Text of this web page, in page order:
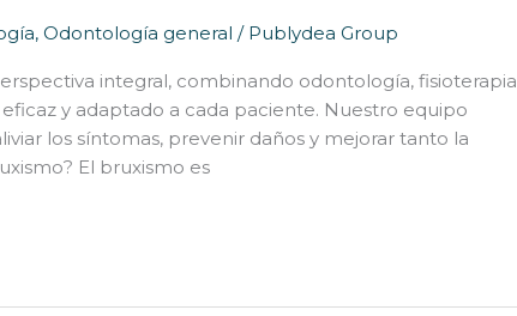
, Odontología general / Publydea Group
integral, combinando odontología, fisioterapia
y adaptado a cada paciente. Nuestro equipo
los síntomas, prevenir daños y mejorar tanto la
El bruxismo es